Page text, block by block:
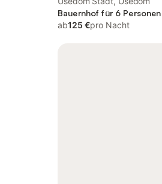
Bauernhof für 6 Personen
ab125 €pro Nacht